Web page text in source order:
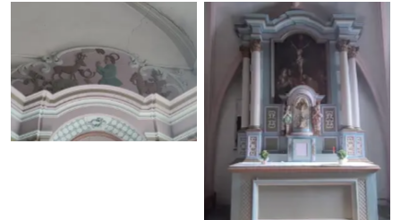
Guirsch, sur les pas de
saint Willibrord
Guirsch, sur les pas de
saint Willibrord